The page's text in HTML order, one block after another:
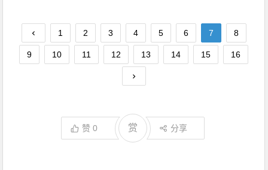
1 2 3 4 5 6 7 8
9 10 11 12 13 14 15 16
赞0 赏 分享